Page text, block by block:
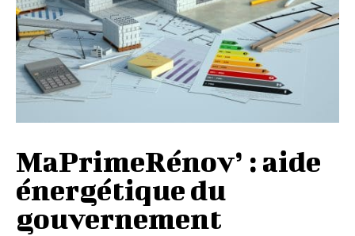
MaPrimeRénov’ : aide
énergétique du
gouvernement